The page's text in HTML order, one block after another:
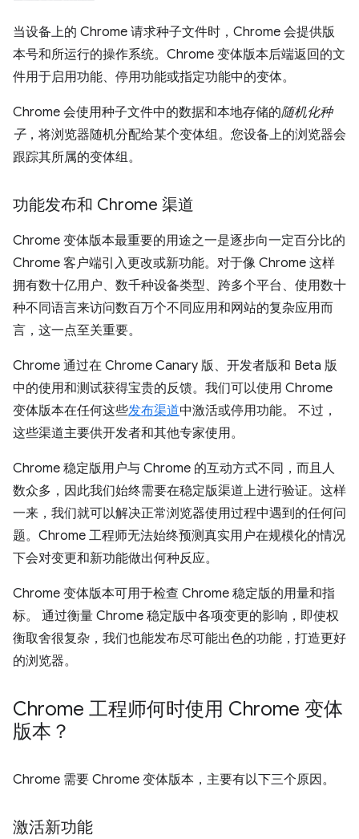
当设备上的 Chrome 请求种子文件时，Chrome 会提供版
本号和所运行的操作系统。Chrome 变体版本后端返回的文
件用于启用功能、停用功能或指定功能中的变体。
Chrome 会使用种子文件中的数据和本地存储的随机化种
子，将浏览器随机分配给某个变体组。您设备上的浏览器会
跟踪其所属的变体组。
功能发布和 Chrome 渠道
Chrome 变体版本最重要的用途之一是逐步向一定百分比的
Chrome 客户端引入更改或新功能。对于像 Chrome 这样
拥有数十亿用户、数千种设备类型、跨多个平台、使用数十
种不同语言来访问数百万个不同应用和网站的复杂应用而
言，这一点至关重要。
Chrome 通过在 Chrome Canary 版、开发者版和 Beta 版
中的使用和测试获得宝贵的反馈。我们可以使用 Chrome
变体版本在任何这些发布渠道中激活或停用功能。 不过，
这些渠道主要供开发者和其他专家使用。
Chrome 稳定版用户与 Chrome 的互动方式不同，而且人
数众多，因此我们始终需要在稳定版渠道上进行验证。这样
一来，我们就可以解决正常浏览器使用过程中遇到的任何问
题。Chrome 工程师无法始终预测真实用户在规模化的情况
下会对变更和新功能做出何种反应。
Chrome 变体版本可用于检查 Chrome 稳定版的用量和指
标。 通过衡量 Chrome 稳定版中各项变更的影响，即使权
衡取舍很复杂，我们也能发布尽可能出色的功能，打造更好
的浏览器。
Chrome 工程师何时使用 Chrome 变体
版本？
Chrome 需要 Chrome 变体版本，主要有以下三个原因。
激活新功能